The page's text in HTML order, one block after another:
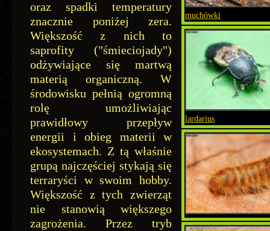
muchówki
lardarius
oraz spadki temperatury
znacznie poniżej zera.
Większość z nich to
saprofity ("śmieciojady")
odżywiające się martwą
materią organiczną. W
środowisku pełnią ogromną
rolę umożliwiając
prawidłowy przepływ
energii i obieg materii w
ekosystemach. Z tą właśnie
grupą najczęściej stykają się
terraryści w swoim hobby.
Większość z tych zwierząt
nie stanowią większego
zagrożenia. Przez tryb